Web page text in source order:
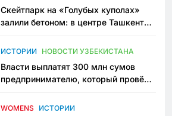
Скейтпарк на «Голубых куполах»
залили бетоном: в центре Ташкента
пространство
ИСТОРИИ НОВОСТИ УЗБЕКИСТАНА
Власти выплатят 300 млн сумов
предпринимателю, который провёл
приговору
WOMENS ИСТОРИИ